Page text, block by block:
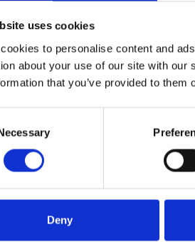
uses cookies
to personalise content and
about your use of our site with
that you’ve provided to
Deny
Fournisseurs de